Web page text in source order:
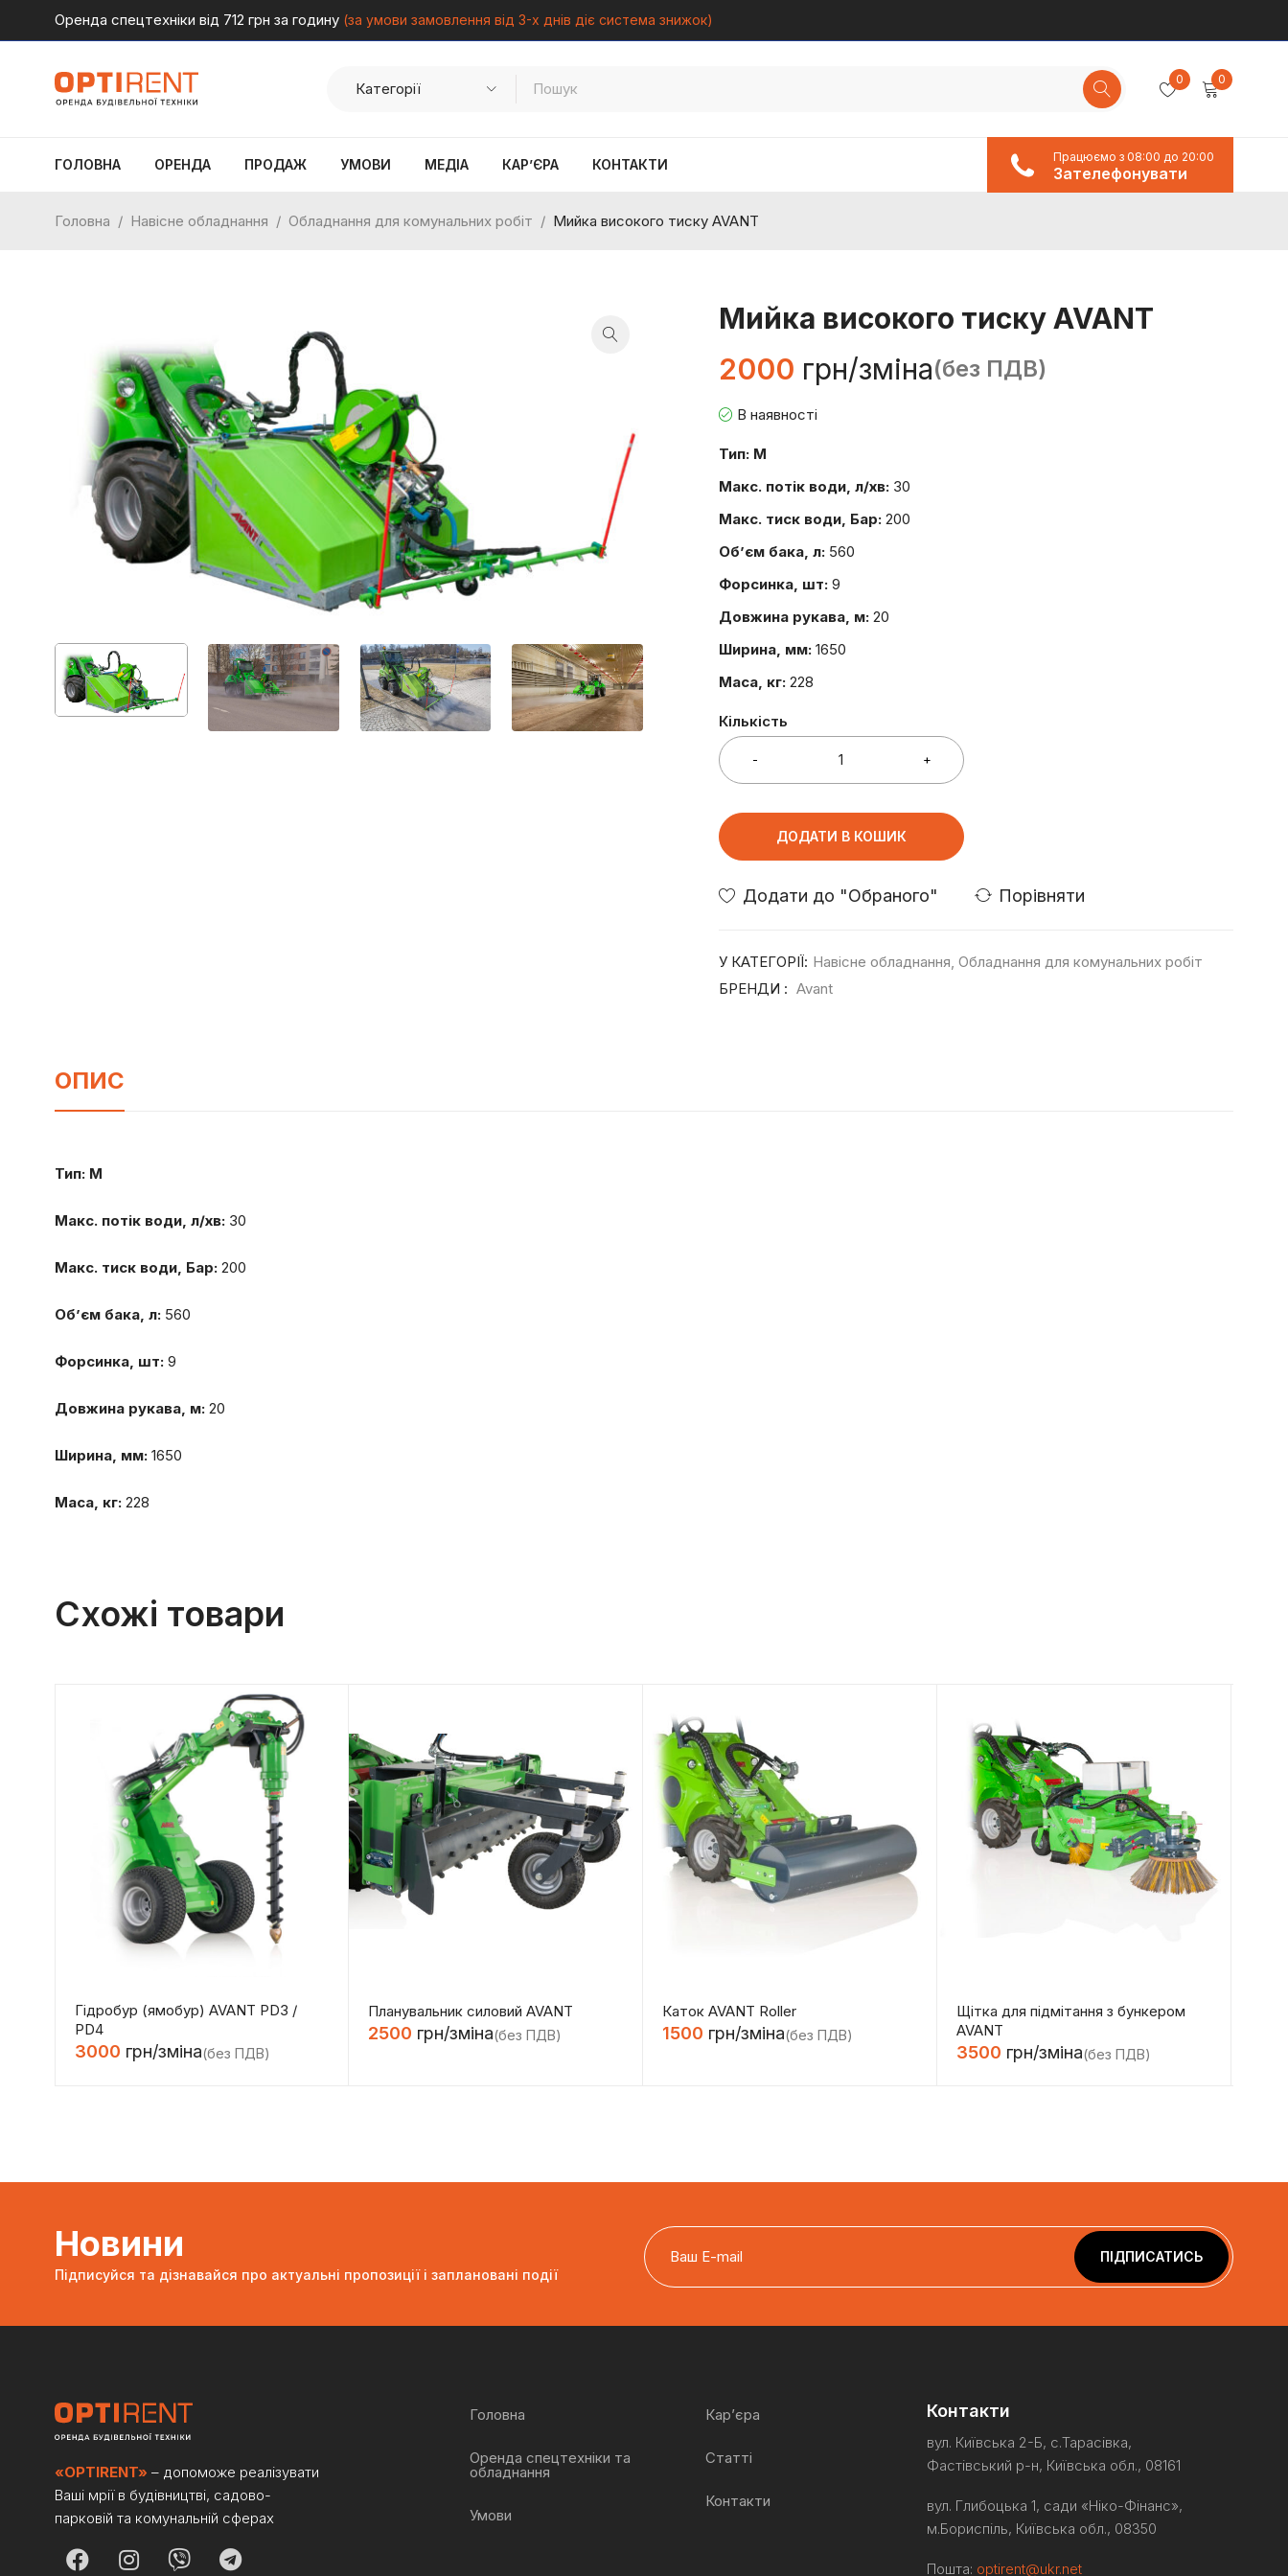
Оренда спецтехніки від 712 грн за годину (за умови замовлення від 3-х днів діє система знижок)
0 0
ГОЛОВНА ОРЕНДА ПРОДАЖ УМОВИ МЕДІА КАР’ЄРА КОНТАКТИ Працюємо з 08:00 до 20:00
Зателефонувати
Головна / Навісне обладнання / Обладнання для комунальних робіт / Мийка високого тиску AVANT
Мийка високого тиску AVANT
2000 грн/зміна(без ПДВ)
В наявності
Тип: M
Макс. потік води, л/хв: 30
Макс. тиск води, Бар: 200
Об’єм бака, л: 560
Форсинка, шт: 9
Довжина рукава, м: 20
Ширина, мм: 1650
Маса, кг: 228
Кількість
ДОДАТИ В КОШИК
Порівняти
У КАТЕГОРІЇ: Навісне обладнання, Обладнання для комунальних робіт
БРЕНДИ : Avant
ОПИС
Тип: M
Макс. потік води, л/хв: 30
Макс. тиск води, Бар: 200
Об’єм бака, л: 560
Форсинка, шт: 9
Довжина рукава, м: 20
Ширина, мм: 1650
Маса, кг: 228
Схожі товари
Гідробур (ямобур) AVANT PD3 /
PD4
3000 грн/зміна(без ПДВ)
Планувальник силовий AVANT
2500 грн/зміна(без ПДВ)
Каток AVANT Roller
1500 грн/зміна(без ПДВ)
Щітка для підмітання з бункером
AVANT
3500 грн/зміна(без ПДВ)
Новини
Підписуйся та дізнавайся про актуальні пропозиції і заплановані події
ПІДПИСАТИСЬ
«OPTIRENT» – допоможе реалізувати
Ваші мрії в будівництві, садово-
парковій та комунальній сферах
Головна
Оренда спецтехніки та
обладнання
Умови
Кар’єра
Статті
Контакти
Контакти
вул. Київська 2-Б, с.Тарасівка,
Фастівський р-н, Київська обл., 08161
вул. Глибоцька 1, сади «Ніко-Фінанс»,
м.Бориспіль, Київська обл., 08350
Пошта: optirent@ukr.net